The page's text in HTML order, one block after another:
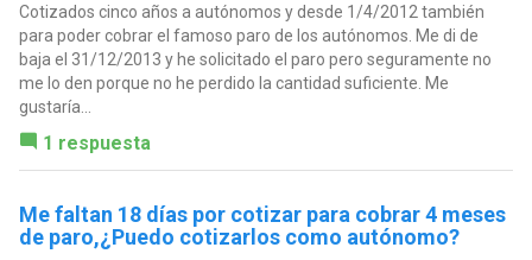
Cotizados cinco años a autónomos y desde 1/4/2012 también
para poder cobrar el famoso paro de los autónomos. Me di de
baja el 31/12/2013 y he solicitado el paro pero seguramente no
me lo den porque no he perdido la cantidad suficiente. Me
gustaría...
1 respuesta
Me faltan 18 días por cotizar para cobrar 4 meses
de paro,¿Puedo cotizarlos como autónomo?